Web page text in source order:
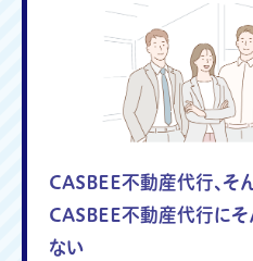
CASBEE不動産代行、そ
CASBEE不動産代行に
ない